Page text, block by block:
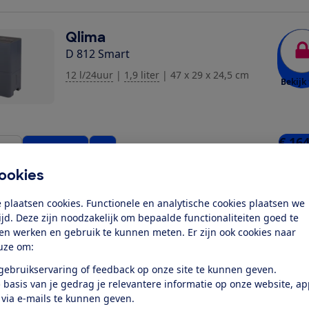
plaatsen cookies. Functionele en analytische cookies plaatsen we
Deze zijn noodzakelijk om bepaalde functionaliteiten goed te
werken en gebruik te kunnen meten. Er zijn ook cookies naar
om:
of feedback op onze site te kunnen geven.
basis van je gedrag je relevantere informatie op onze website,
e-mails te kunnen geven.
toe
Qlima
D 812 Smart
12 l/24uur | 1,9 liter | 47 x 29 x 24,5 cm
Bekijk
€
Bloomfold
Halo 12L